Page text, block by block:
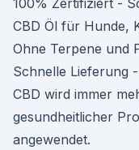
100% Zertifiziert -
CBD Öl für Hunde,
Ohne Terpene und
Schnelle Lieferung
CBD wird immer
gesundheitlicher
angewendet.